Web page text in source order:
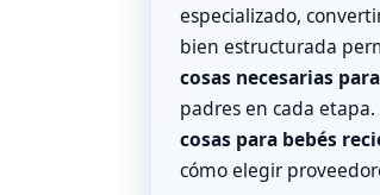
especializado,
bien estructurada
cosas necesarias
padres en cada
cosas para bebés
cómo elegir